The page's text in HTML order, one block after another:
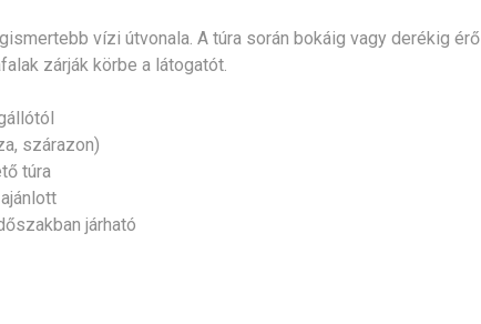
vízi útvonala. A túra során bokáig vagy derékig érő
zárják körbe a látogatót.
szárazon)
túra
járható